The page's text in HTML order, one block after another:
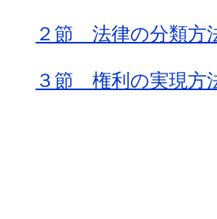
２節 法律の分類方
３節 権利の実現方